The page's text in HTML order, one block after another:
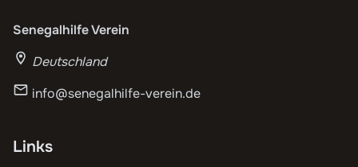
Senegalhilfe Verein
Deutschland
info@senegalhilfe-verein.de
Links